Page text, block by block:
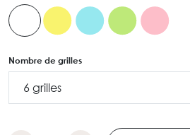
Nombre de grilles